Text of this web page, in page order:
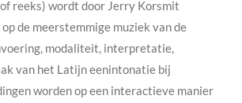
reeks) wordt door Jerry Korsmit
de meerstemmige muziek van de
modaliteit, interpretatie,
van het Latijn eenintonatie bij
worden op een interactieve manier